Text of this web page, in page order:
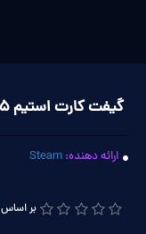
گیفت کارت استیم 5 یورویی - اروپا
ارائه دهنده: Steam
بر اساس 0 نظر